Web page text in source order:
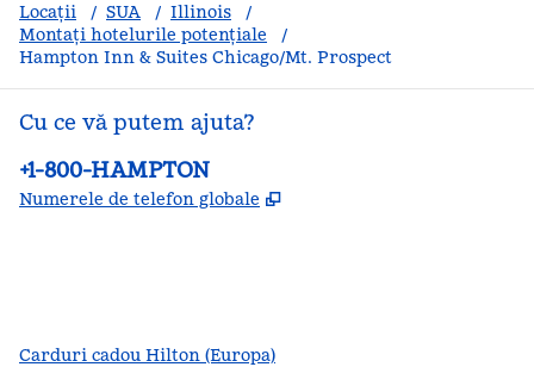
Locații / SUA / Illinois
/
Montați hotelurile potențiale
/
Hampton Inn & Suites Chicago/Mt. Prospect
Cu ce vă putem ajuta?
Telefon:
+1-800-HAMPTON
Numerele de telefon globale ,
Carduri cadou Hilton (Europa)